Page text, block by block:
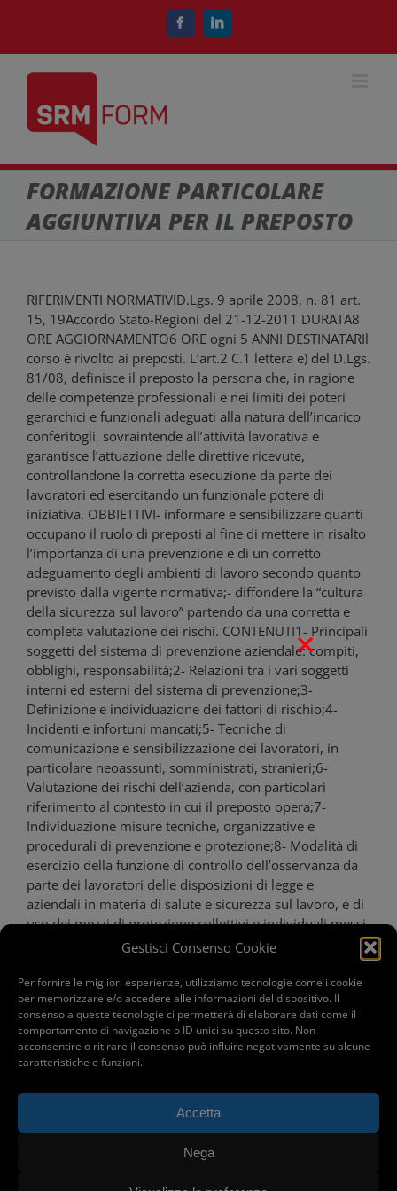
Gestisci Consenso Cookie
Per fornire le migliori esperienze, utilizziamo tecnologie come i cookie
per memorizzare e/o accedere alle informazioni del dispositivo. Il
consenso a queste tecnologie ci permetterà di elaborare dati come il
comportamento di navigazione o ID unici su questo sito. Non
acconsentire o ritirare il consenso può influire negativamente su alcune
caratteristiche e funzioni.
Accetta
Nega
FacebookLinkedIn
FORMAZIONE PARTICOLARE
AGGIUNTIVA PER IL PREPOSTO
RIFERIMENTI NORMATIVID.Lgs. 9 aprile 2008, n. 81 art.
15, 19Accordo Stato-Regioni del 21-12-2011 DURATA8
ORE AGGIORNAMENTO6 ORE ogni 5 ANNI DESTINATARIl
corso è rivolto ai preposti. L’art.2 C.1 lettera e) del D.Lgs.
81/08, definisce il preposto la persona che, in ragione
delle competenze professionali e nei limiti dei poteri
gerarchici e funzionali adeguati alla natura dell’incarico
conferitogli, sovraintende all’attività lavorativa e
garantisce l’attuazione delle direttive ricevute,
controllandone la corretta esecuzione da parte dei
lavoratori ed esercitando un funzionale potere di
iniziativa. OBBIETTIVI- informare e sensibilizzare quanti
occupano il ruolo di preposti al fine di mettere in risalto
l’importanza di una prevenzione e di un corretto
adeguamento degli ambienti di lavoro secondo quanto
previsto dalla vigente normativa;- diffondere la “cultura
della sicurezza sul lavoro” partendo da una corretta e
completa valutazione dei rischi. CONTENUTI1- Principali
soggetti del sistema di prevenzione aziendale: compiti,
obblighi, responsabilità;2- Relazioni tra i vari soggetti
interni ed esterni del sistema di prevenzione;3-
Definizione e individuazione dei fattori di rischio;4-
Incidenti e infortuni mancati;5- Tecniche di
comunicazione e sensibilizzazione dei lavoratori, in
particolare neoassunti, somministrati, stranieri;6-
Valutazione dei rischi dell’azienda, con particolari
riferimento al contesto in cui il preposto opera;7-
Individuazione misure tecniche, organizzative e
procedurali di prevenzione e protezione;8- Modalità di
esercizio della funzione di controllo dell’osservanza da
parte dei lavoratori delle disposizioni di legge e
aziendali in materia di salute e sicurezza sul lavoro, e di
uso dei mezzi di protezione collettivi e individuali messi
a loro disposizione. ATTESTATOAl termine del corso
verrà rilasciato un attestato di frequenza agli allievi che
avranno partecipato ad almeno il 90% del monte/ore
previsto e superato la prova di valutazione finale.
SRM Form S.r.l. - Via Gorizia, 51 - 20099 Sesto San Giovanni (MI) - P.
iva 07024000965
231 e Whistleblowing